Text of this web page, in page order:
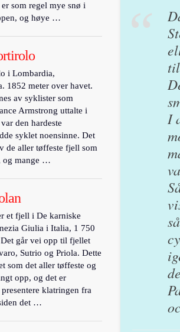
I
som regel mye snø i
og høye …
i Lombardia,
1852 meter over havet.
av syklister som
Armstrong uttalte i
den hardeste
syklet noensinne. Det
de aller tøffeste fjell som
og mange …
et fjell i De karniske
Giulia i Italia, 1 750
går vei opp til fjellet
Sutrio og Priola. Dette
som det aller tøffeste og
opp, og det er
klatringen fra
det …